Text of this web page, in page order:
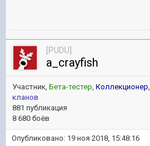
[PUDU]
a_crayfish
Участник, Бета-тестер, Коллекционер,
кланов
881 публикация
8 680 боёв
Опубликовано: 19 ноя 2018, 15:48:16